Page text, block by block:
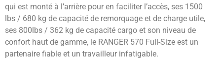
qui est monté à l’arrière pour en faciliter l’accès, ses 1500
lbs / 680 kg de capacité de remorquage et de charge utile,
ses 800lbs / 362 kg de capacité cargo et son niveau de
confort haut de gamme, le RANGER 570 Full-Size est un
partenaire fiable et un travailleur infatigable.